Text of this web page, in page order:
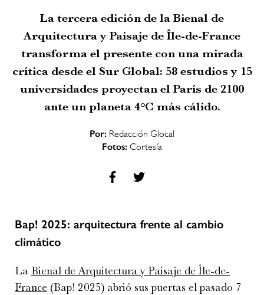
La tercera edición de la Bienal de
Arquitectura y Paisaje de Île-de-France
transforma el presente con una mirada
crítica desde el Sur Global: 58 estudios y 15
universidades proyectan el París de 2100
ante un planeta 4°C más cálido.
Por: Redacción Glocal
Fotos: Cortesía
Bap! 2025: arquitectura frente al cambio
climático
La Bienal de Arquitectura y Paisaje de Île-de-
France (Bap! 2025) abrió sus puertas el pasado 7